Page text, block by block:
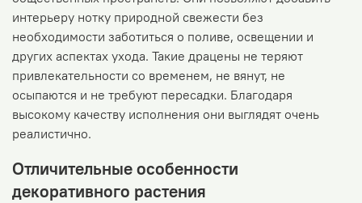
интерьеру нотку природной свежести без
необходимости заботиться о поливе, освещении и
других аспектах ухода. Такие драцены не теряют
привлекательности со временем, не вянут, не
осыпаются и не требуют пересадки. Благодаря
высокому качеству исполнения они выглядят очень
реалистично.
Отличительные особенности
декоративного растения